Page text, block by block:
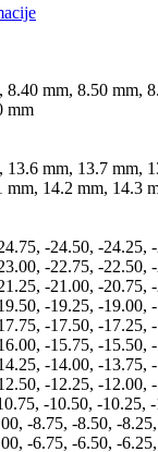
8.40 mm, 8.50 mm,
mm
13.6 mm, 13.7 mm,
mm, 14.2 mm, 14.3
-24.50, -24.25,
-22.75, -22.50,
-21.00, -20.75,
-19.25, -19.00,
-17.50, -17.25,
-15.75, -15.50,
-14.00, -13.75,
-12.25, -12.00,
-10.50, -10.25,
-8.75, -8.50, -
-6.75, -6.50, -